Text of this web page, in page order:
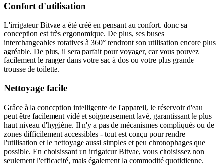
Confort d'utilisation
L'irrigateur Bitvae a été créé en pensant au confort, donc sa
conception est très ergonomique. De plus, ses buses
interchangeables rotatives à 360° rendront son utilisation encore plus
agréable. De plus, il sera parfait pour voyager, car vous pouvez
facilement le ranger dans votre sac à dos ou votre plus grande
trousse de toilette.
Nettoyage facile
Grâce à la conception intelligente de l'appareil, le réservoir d'eau
peut être facilement vidé et soigneusement lavé, garantissant le plus
haut niveau d'hygiène. Il n'y a pas de mécanismes compliqués ou de
zones difficilement accessibles - tout est conçu pour rendre
l'utilisation et le nettoyage aussi simples et peu chronophages que
possible. En choisissant un irrigateur Bitvae, vous choisissez non
seulement l'efficacité, mais également la commodité quotidienne.